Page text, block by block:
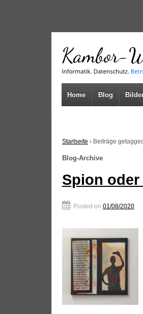
↓
MAIN
CONTENT
Home Blog
Startseite › Beiträge
Blog-Archive
Spion oder
Posted on 01/08/2020